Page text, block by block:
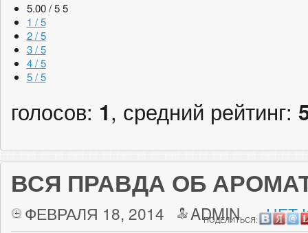
5.00 / 5 5
1 / 5
2 / 5
3 / 5
4 / 5
5 / 5
голосов: 1, средний рейтинг:
ВСЯ ПРАВДА ОБ
ФЕВРАЛЯ 18, 2014 ADMIN НЕТ
ПОДЕЛИТЬСЯ: